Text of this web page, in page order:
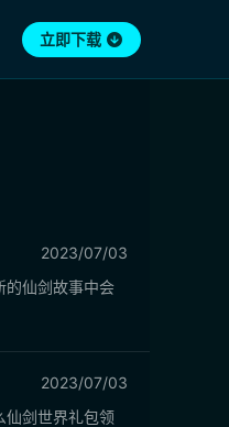
立即下载
2023/07/03
的仙剑故事中会
2023/07/03
仙剑世界礼包领